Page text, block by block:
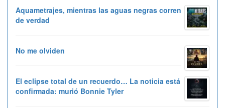
Aquametrajes, mientras las aguas negras corren
de verdad
No me olviden
El eclipse total de un recuerdo… La noticia está
confirmada: murió Bonnie Tyler